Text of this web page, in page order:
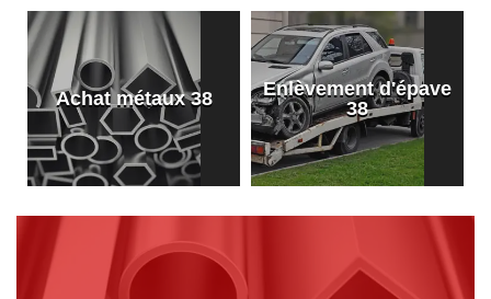
Achat métaux 38
Enlèvement d'épave
38